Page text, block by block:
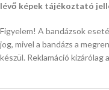
lévő képek tájékoztató
Figyelem! A bandázsok
jog, mivel a bandázs a
készül. Reklamáció